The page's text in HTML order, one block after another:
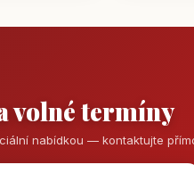
volné termíny
nabídkou — kontaktujte